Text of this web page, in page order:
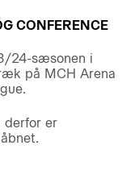
CONFERENCE
24-sæsonen i
på MCH Arena
derfor er